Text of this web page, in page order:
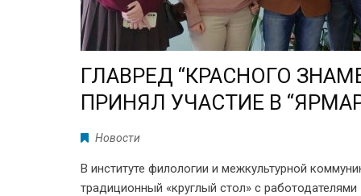
ГЛАВРЕД “КРАСНОГО
ПРИНЯЛ УЧАСТИЕ В
Новости
В институте филологии и межкультурной
традиционный «круглый стол» с